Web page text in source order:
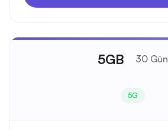
5GB 30 Gün
5G